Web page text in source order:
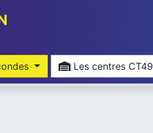
Les centres CT49